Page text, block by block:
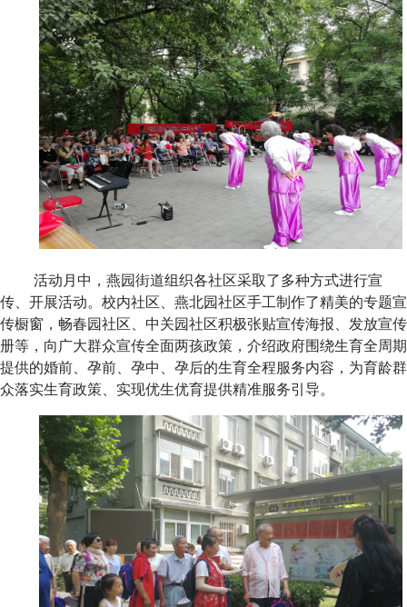
活动月中，燕园街道组织各社区采取了多种方式进行宣
传、开展活动。校内社区、燕北园社区手工制作了精美的专题宣
传橱窗，畅春园社区、中关园社区积极张贴宣传海报、发放宣传
册等，向广大群众宣传全面两孩政策，介绍政府围绕生育全周期
提供的婚前、孕前、孕中、孕后的生育全程服务内容，为育龄群
众落实生育政策、实现优生优育提供精准服务引导。